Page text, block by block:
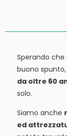
Sperando
buono
da oltre 60
solo.
Siamo anche
ed